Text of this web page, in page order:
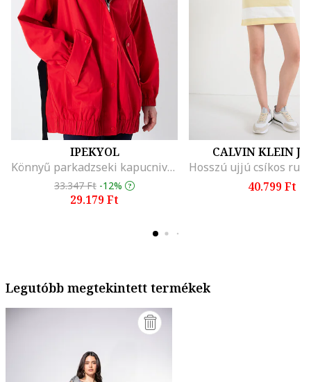
IPEKYOL
Könnyű parkadzseki kapucnival, Piros
33.347 Ft -12%
29.179 Ft
CALVIN KLEIN
40.799 Ft
Legutóbb megtekintett termékek